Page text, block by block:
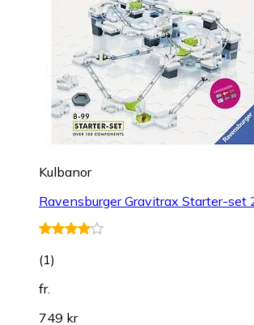
Kulbanor
Ravensburger Gravitrax Starter-set
(1)
fr.
749 kr